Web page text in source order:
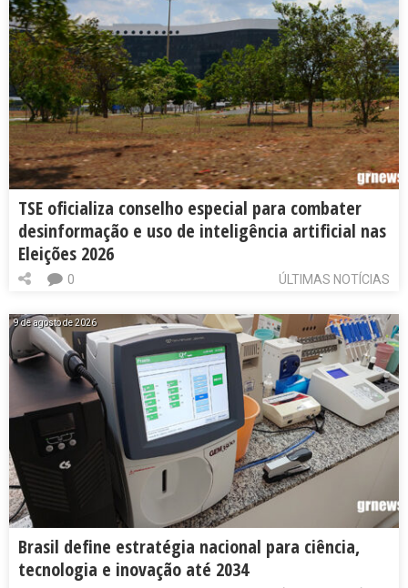
TSE oficializa conselho especial para combater
desinformação e uso de inteligência artificial nas
Eleições 2026
ÚLTIMAS NOTÍCIAS
0
9 de agosto de 2026
Brasil define estratégia nacional para ciência,
tecnologia e inovação até 2034